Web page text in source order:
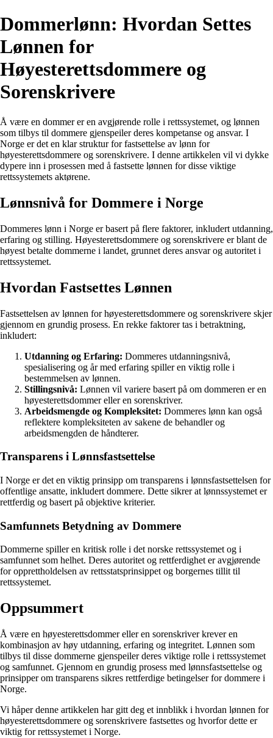
Dommerlønn: Hvordan Settes
Lønnen for
Høyesterettsdommere og
Sorenskrivere
Å være en dommer er en avgjørende rolle i rettssystemet, og lønnen
som tilbys til dommere gjenspeiler deres kompetanse og ansvar. I
Norge er det en klar struktur for fastsettelse av lønn for
høyesterettsdommere og sorenskrivere. I denne artikkelen vil vi dykke
dypere inn i prosessen med å fastsette lønnen for disse viktige
rettssystemets aktørene.
Lønnsnivå for Dommere i Norge
Dommeres lønn i Norge er basert på flere faktorer, inkludert utdanning,
erfaring og stilling. Høyesterettsdommere og sorenskrivere er blant de
høyest betalte dommerne i landet, grunnet deres ansvar og autoritet i
rettssystemet.
Hvordan Fastsettes Lønnen
Fastsettelsen av lønnen for høyesterettsdommere og sorenskrivere skjer
gjennom en grundig prosess. En rekke faktorer tas i betraktning,
inkludert:
Utdanning og Erfaring: Dommeres utdanningsnivå,
spesialisering og år med erfaring spiller en viktig rolle i
bestemmelsen av lønnen.
Stillingsnivå: Lønnen vil variere basert på om dommeren er en
høyesterettsdommer eller en sorenskriver.
Arbeidsmengde og Kompleksitet: Dommeres lønn kan også
reflektere kompleksiteten av sakene de behandler og
arbeidsmengden de håndterer.
Transparens i Lønnsfastsettelse
I Norge er det en viktig prinsipp om transparens i lønnsfastsettelsen for
offentlige ansatte, inkludert dommere. Dette sikrer at lønnssystemet er
rettferdig og basert på objektive kriterier.
Samfunnets Betydning av Dommere
Dommerne spiller en kritisk rolle i det norske rettssystemet og i
samfunnet som helhet. Deres autoritet og rettferdighet er avgjørende
for opprettholdelsen av rettsstatsprinsippet og borgernes tillit til
rettssystemet.
Oppsummert
Å være en høyesterettsdommer eller en sorenskriver krever en
kombinasjon av høy utdanning, erfaring og integritet. Lønnen som
tilbys til disse dommerne gjenspeiler deres viktige rolle i rettssystemet
og samfunnet. Gjennom en grundig prosess med lønnsfastsettelse og
prinsipper om transparens sikres rettferdige betingelser for dommere i
Norge.
Vi håper denne artikkelen har gitt deg et innblikk i hvordan lønnen for
høyesterettsdommere og sorenskrivere fastsettes og hvorfor dette er
viktig for rettssystemet i Norge.